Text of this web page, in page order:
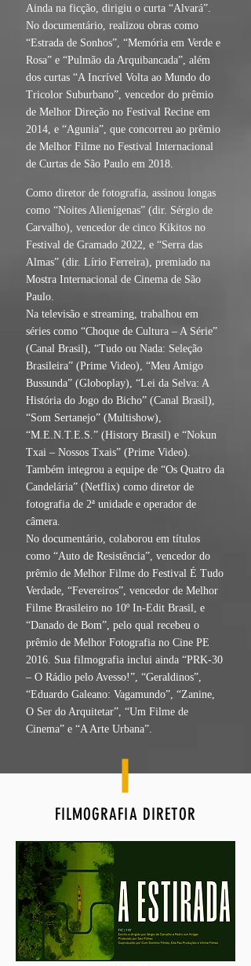
Ainda na ficção, dirigiu o curta “Alvará”.
No documentário, realizou obras como
“Estrada de Sonhos”, “Memória em Verde e
Rosa” e “Pulmão da Arquibancada”, além
dos curtas “A Incrível Volta ao Mundo do
Tricolor Suburbano”, vencedor do prêmio
de Melhor Direção no Festival Recine em
2014, e “Agunia”, que concorreu ao prêmio
de Melhor Filme no Festival Internacional
de Curtas de São Paulo em 2018.
Como diretor de fotografia, assinou longas
como “Noites Alienígenas” (dir. Sérgio de
Carvalho), vencedor de cinco Kikitos no
Festival de Gramado 2022, e “Serra das
Almas” (dir. Lírio Ferreira), premiado na
Mostra Internacional de Cinema de São
Paulo.
Na televisão e streaming, trabalhou em
séries como “Choque de Cultura – A Série”
(Canal Brasil), “Tudo ou Nada: Seleção
Brasileira” (Prime Video), “Meu Amigo
Bussunda” (Globoplay), “Lei da Selva: A
História do Jogo do Bicho” (Canal Brasil),
“Som Sertanejo” (Multishow),
“M.E.N.T.E.S.” (History Brasil) e “Nokun
Txai – Nossos Txais” (Prime Video).
Também integrou a equipe de “Os Quatro da
Candelária” (Netflix) como diretor de
fotografia de 2ª unidade e operador de
câmera.
No documentário, colaborou em títulos
como “Auto de Resistência”, vencedor do
prêmio de Melhor Filme do Festival É Tudo
Verdade, “Fevereiros”, vencedor de Melhor
Filme Brasileiro no 10º In-Edit Brasil, e
“Danado de Bom”, pelo qual recebeu o
prêmio de Melhor Fotografia no Cine PE
2016. Sua filmografia inclui ainda “PRK-30
– O Rádio pelo Avesso!”, “Geraldinos”,
“Eduardo Galeano: Vagamundo”, “Zanine,
O Ser do Arquitetar”, “Um Filme de
Cinema” e “A Arte Urbana”.
FILMOGRAFIA DIRETOR